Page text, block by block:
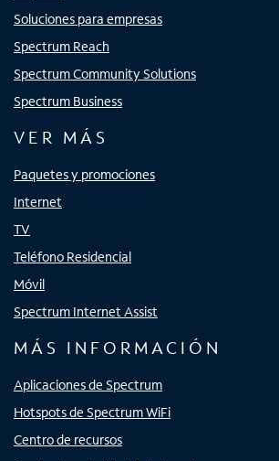
Soluciones para empresas
Spectrum Reach
Spectrum Community Solutions
Spectrum Business
VER MÁS
Paquetes y promociones
Internet
TV
Teléfono Residencial
Móvil
Spectrum Internet Assist
MÁS INFORMACIÓN
Aplicaciones de Spectrum
Hotspots de Spectrum WiFi
Centro de recursos